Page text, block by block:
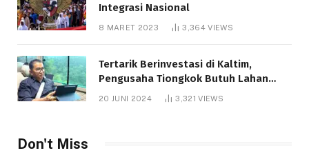
Integrasi Nasional
8 MARET 2023 3,364VIEWS
Tertarik Berinvestasi di Kaltim,
Pengusaha Tiongkok Butuh Lahan
1.000 Hektare
20 JUNI 2024 3,321VIEWS
Don't Miss